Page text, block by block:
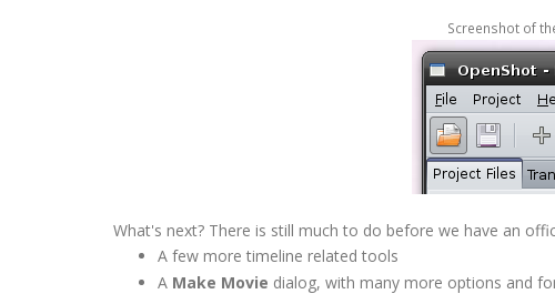
Screenshot of
What's next? There is still much to do before we have an
A few more timeline related tools
A Make Movie dialog, with many more options and